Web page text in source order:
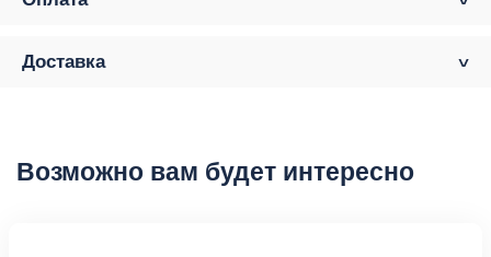
Доставка
Возможно вам будет интересно